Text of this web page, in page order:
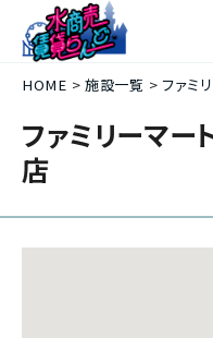
HOME 施設一覧 ファミ
ファミリーマ
店